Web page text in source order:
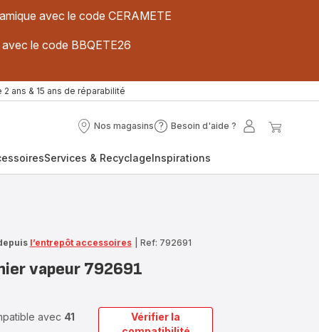
avec le code CERAMETE
le code BBQETE26
2 ans & 15 ans de réparabilité
Nos magasins
Nos
Besoin d'aide ?
Besoin
?
Mon
Services & RecyclageInspirations
l’entrepôt accessoires Ref: 792691
vapeur 792691
avec 41
Vérifier la